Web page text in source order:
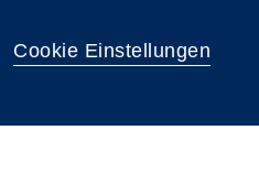
Cookie Einstellungen